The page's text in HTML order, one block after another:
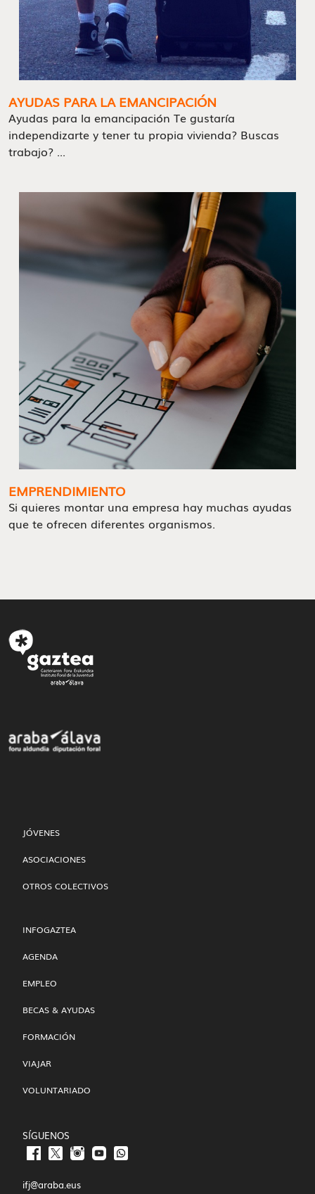
AYUDAS PARA LA EMANCIPACIÓN
Ayudas para la emancipación Te gustaría
independizarte y tener tu propia vivienda? Buscas
trabajo? ...
EMPRENDIMIENTO
Si quieres montar una empresa hay muchas ayudas
que te ofrecen diferentes organismos.
JÓVENES
ASOCIACIONES
OTROS COLECTIVOS
INFOGAZTEA
AGENDA
EMPLEO
BECAS & AYUDAS
FORMACIÓN
VIAJAR
VOLUNTARIADO
SÍGUENOS
ifj@araba.eus